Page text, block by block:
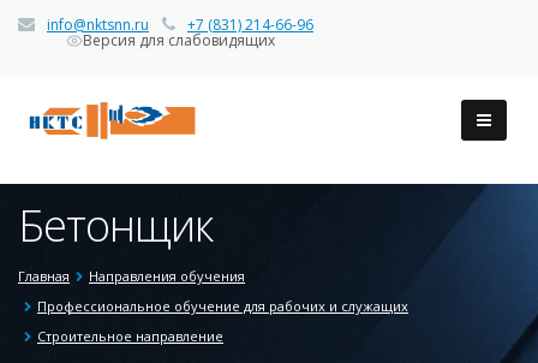
info@nktsnn.ru +7 (831) 214-66-96
Версия для слабовидящих
Бетонщик
Главная
Направления обучения
Профессиональное обучение для рабочих и служащих
Строительное направление